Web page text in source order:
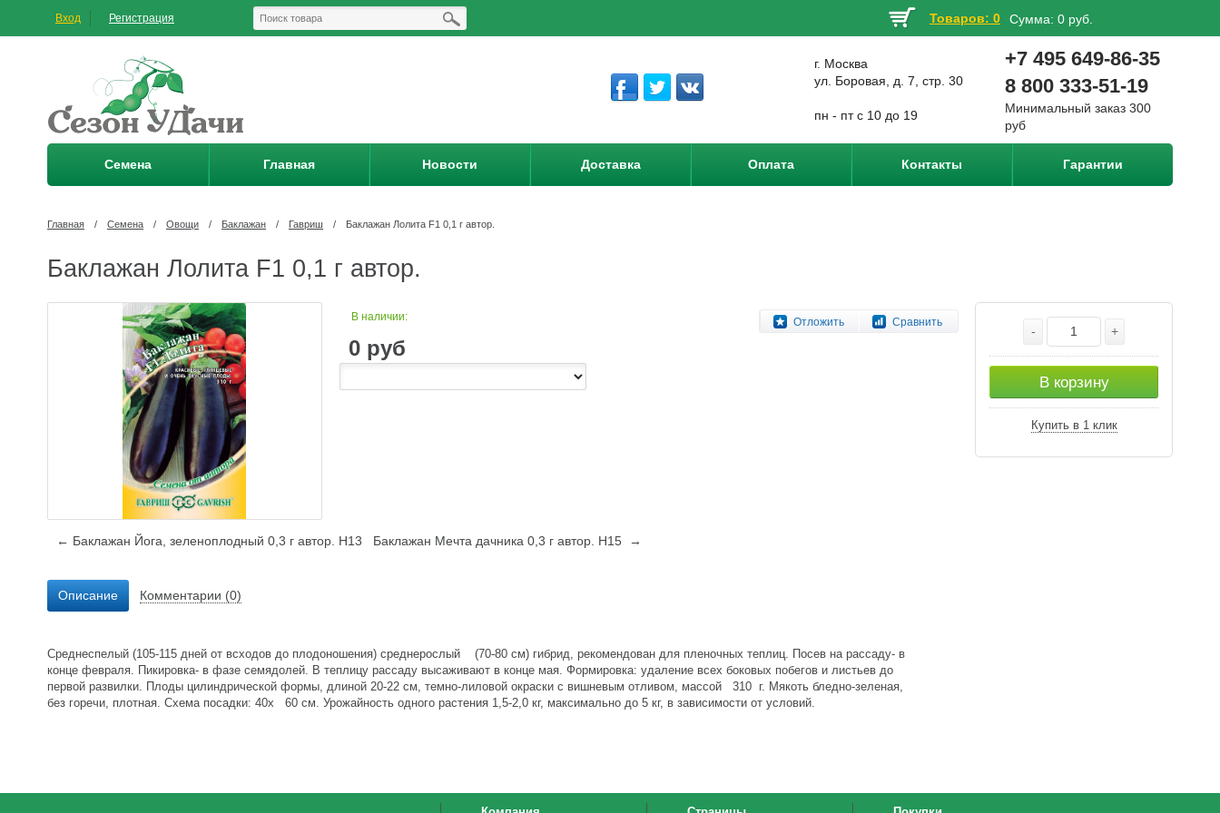
Вход Регистрация Товаров: 0 Сумма: 0 руб.
г. Москва
ул. Боровая, д. 7, стр. 30
пн - пт с 10 до 19
+7 495 649-86-35
8 800 333-51-19
Минимальный заказ 300
руб
Семена Главная Новости Доставка Оплата Контакты Гарантии
Главная / Семена / Овощи / Баклажан / Гавриш / Баклажан Лолита F1 0,1 г автор.
Баклажан Лолита F1 0,1 г автор.
Отложить Сравнить
В наличии:
0 руб
- +
В корзину
Купить в 1 клик
← Баклажан Йога, зеленоплодный 0,3 г автор. Н13 Баклажан Мечта дачника 0,3 г автор. Н15 →
Описание Комментарии (0)
Среднеспелый (105-115 дней от всходов до плодоношения) среднерослый (70-80 см) гибрид, рекомендован для пленочных теплиц. Посев на рассаду- в
конце февраля. Пикировка- в фазе семядолей. В теплицу рассаду высаживают в конце мая. Формировка: удаление всех боковых побегов и листьев до
первой развилки. Плоды цилиндрической формы, длиной 20-22 см, темно-лиловой окраски с вишневым отливом, массой 310 г. Мякоть бледно-зеленая,
без горечи, плотная. Схема посадки: 40х 60 см. Урожайность одного растения 1,5-2,0 кг, максимально до 5 кг, в зависимости от условий.